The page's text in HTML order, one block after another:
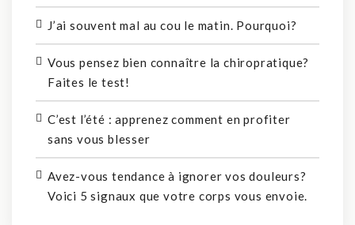
J’ai souvent mal au cou le matin. Pourquoi?
Vous pensez bien connaître la chiropratique?
Faites le test!
C’est l’été : apprenez comment en profiter
sans vous blesser
Avez-vous tendance à ignorer vos douleurs?
Voici 5 signaux que votre corps vous envoie.